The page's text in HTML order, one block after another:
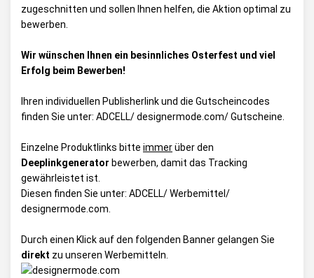
zugeschnitten und sollen Ihnen helfen, die Aktion optimal zu
bewerben.
Wir wünschen Ihnen ein besinnliches Osterfest und viel
Erfolg beim Bewerben!
Ihren individuellen Publisherlink und die Gutscheincodes
finden Sie unter: ADCELL/ designermode.com/ Gutscheine
Einzelne Produktlinks bitte immerüber den
Deeplinkgenerator bewerben, damit das Tracking
gewährleistet ist.
Diesen finden Sie unter: ADCELL/ Werbemittel/
designermode.com
Durch einen Klick auf den folgenden Banner gelangen Sie
direkt zu unseren Werbemitteln.